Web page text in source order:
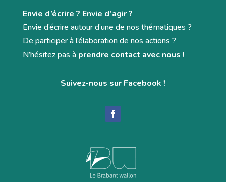
Envie d’écrire ? Envie d’agir ?
Envie d’écrire autour d’une de nos thématiques ?
De participer à l’élaboration de nos actions ?
N’hésitez pas à prendre contact avec nous !
Suivez-nous sur Facebook !